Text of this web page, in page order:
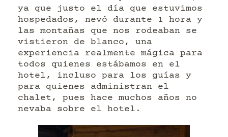
ya que justo el día que estuvimos
hospedados, nevó durante 1 hora y
las montañas que nos rodeaban se
vistieron de blanco, una
experiencia realmente mágica para
todos quienes estábamos en el
hotel, incluso para los guías y
para quienes administran el
chalet, pues hace muchos años no
nevaba sobre el hotel.